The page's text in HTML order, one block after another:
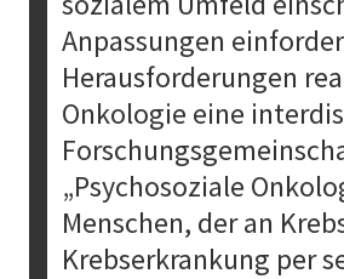
Anpassungen
Herausforderungen
Onkologie eine
„Psychosoziale
Menschen, der an
Krebserkrankung per